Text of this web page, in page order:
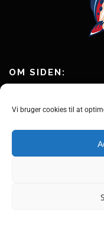
Vi bruger cookies til at
OM SIDEN:
fisk i put and take
Vi har samlet mere end
god fiskesø i nærheden